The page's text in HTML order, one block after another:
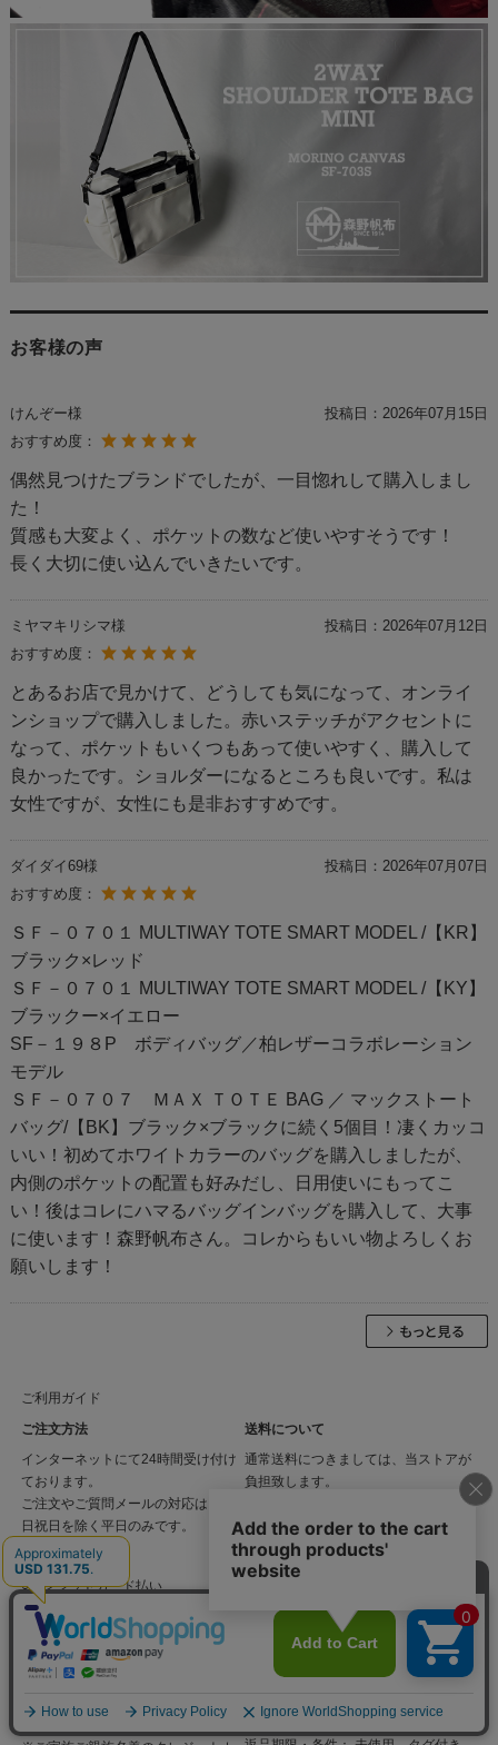
お客様の声
けんぞー様 投稿日： 2026年07月15日
おすすめ度：
偶然見つけたブランドでしたが、一目惚れして購入しまし
た！
質感も大変よく、ポケットの数など使いやすそうです！
長く大切に使い込んでいきたいです。
ミヤマキリシマ様 投稿日： 2026年07月12日
おすすめ度：
とあるお店で見かけて、どうしても気になって、オンライ
ンショップで購入しました。赤いステッチがアクセントに
なって、ポケットもいくつもあって使いやすく、購入して
良かったです。ショルダーになるところも良いです。私は
女性ですが、女性にも是非おすすめです。
ダイダイ69様 投稿日： 2026年07月07日
おすすめ度：
ＳＦ－０７０１ MULTIWAY TOTE SMART MODEL /【KR】
ブラック×レッド
ＳＦ－０７０１ MULTIWAY TOTE SMART MODEL /【KY】
ブラックー×イエロー
SF－１９８P ボディバッグ／柏レザーコラボレーション
モデル
ＳＦ－０７０７ ＭＡＸ ＴＯＴＥ BAG ／ マックストート
バッグ/【BK】ブラック×ブラックに続く5個目！凄くカッコ
いい！初めてホワイトカラーのバッグを購入しましたが、
内側のポケットの配置も好みだし、日用使いにもってこ
い！後はコレにハマるバッグインバッグを購入して、大事
に使います！森野帆布さん。コレからもいい物よろしくお
願いします！
ご利用ガイド
ご注文方法
インターネットにて24時間受け付け
ております。
ご注文やご質問メールの対応は、土
日祝日を除く平日のみです。
お支払い方法
○クレジットカード払い
※ご注文者様とは異なる名義のクレ
ません。
送料について
通常送料につきましては、当ストアが
負担致します。
へのお届けは地域料として550円を加
算させて頂きます。
発送について
○ご注文確認後、通常翌営業日の発送
（土日・祝日除く） ○銀行振込の際
返品・交換について